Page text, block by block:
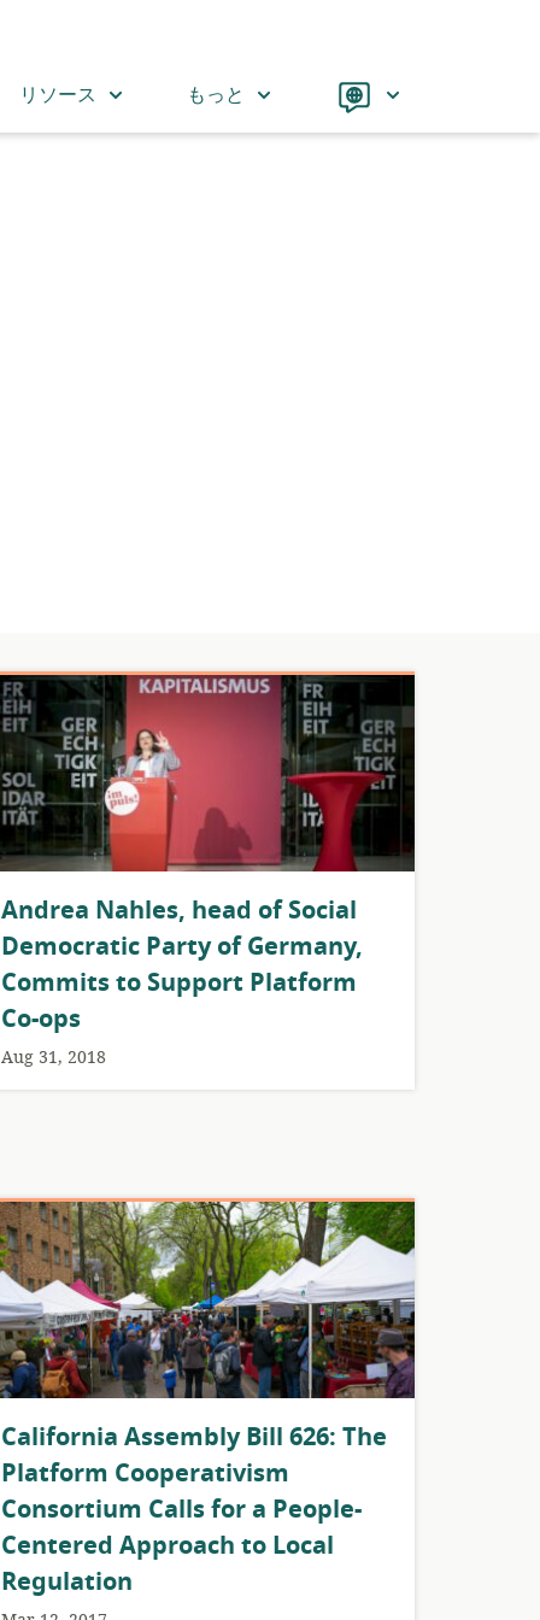
リソース もっと Language
​Andrea Nahles, head of Social
Democratic Party of Germany,
Commits to Support Platform
Co-ops
Aug 31, 2018
California Assembly Bill 626: The
Platform Cooperativism
Consortium Calls for a People-
Centered Approach to Local
Regulation